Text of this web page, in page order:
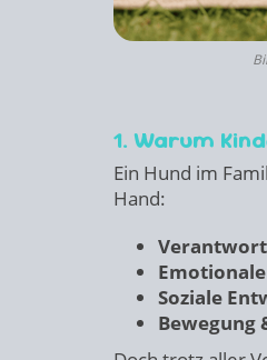
1. Warum
Ein Hund im
Hand:
Soziale
Bewegung